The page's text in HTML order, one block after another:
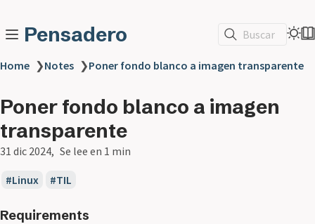
Pensadero Buscar
Home ❯Notes ❯Poner fondo blanco a imagen transparente
Poner fondo blanco a imagen
transparente
31 dic 2024 Se lee en 1 min
Linux TIL
Requirements